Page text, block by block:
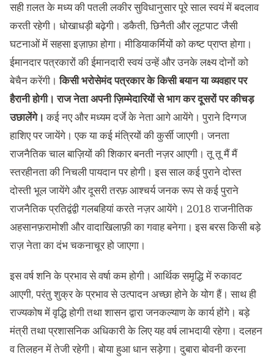
सही ग़लत के मध्य की पतली लकीर सुविधानुसार पूरे साल स्वयं में बदलाव
करती रहेगी। धोखाधड़ी बढ़ेगी। डकैती, छिनैती और लूटपाट जैसी
घटनाओं में सहसा इज़ाफ़ा होगा। मीडियाकर्मियों को कष्ट प्राप्त होगा।
ईमानदार पत्रकारों की ईमानदारी स्वयं उन्हें और उनके लक्ष्य दोनों को
बेचैन करेंगी।किसी भरोसेमंद पत्रकार के किसी बयान या व्यवहार पर
हैरानी होगी। राज नेता अपनी ज़िम्मेदारियों से भाग कर दूसरों पर कीचड़
उछालेंगे। कई नए और मध्यम दर्जे के नेता आगे आयेंगे। पुराने दिग्गज
हाशिए पर जायेंगे। एक या कई मंत्रियों की कुर्सी जाएगी। जनता
राजनैतिक चाल बाज़ियों की शिकार बनती नज़र आएगी। तू तू मैं मैं
स्तरहीनता की निचली पायदान पर होगी। इस साल कई पुराने दोस्त
दोस्ती भूल जायेंगे और दूसरी तरफ़ आश्चर्य जनक रूप से कई पुराने
राजनैतिक प्रतिद्वंद्वी गलबहियां करते नज़र आयेंगे। 2018 राजनीतिक
अहसानफ़रामोशी और वादाखिलाफ़ी का गवाह बनेगा। इस बरस किसी बड़े
राज़ नेता का दंभ चकनाचूर हो जाएगा।
इस वर्ष शनि के प्रभाव से वर्षा कम होगी। आर्थिक समृद्धि में रुकावट
आएगी, परंतु शुक्र के प्रभाव से उत्पादन अच्छा होने के योग हैं। साथ ही
राज्यकोष में वृद्धि होगी तथा शासन द्वारा जनकल्याण के कार्य होंगे। बड़े
मंत्री तथा प्रशासनिक अधिकारी के लिए यह वर्ष लाभदायी रहेगा। दलहन
व तिलहन में तेजी रहेगी। बोया हुआ धान सड़ेगा। दुबारा बोवनी करना